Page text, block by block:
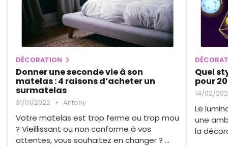
DÉCORATION
Donner une seconde vie à son
matelas : 4 raisons d’acheter un
surmatelas
31/01/2022 • Antony
Votre matelas est trop ferme ou trop mou
? Vieillissant ou non conforme à vos
attentes, vous souhaitez en changer ? ...
Quel
pour
14/02/
Le
une
la